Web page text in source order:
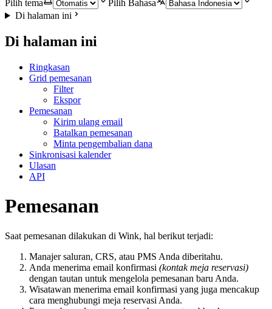
Pilih tema
Pilih Bahasa
Di halaman ini
Di halaman ini
Ringkasan
Grid pemesanan
Filter
Ekspor
Pemesanan
Kirim ulang email
Batalkan pemesanan
Minta pengembalian dana
Sinkronisasi kalender
Ulasan
API
Pemesanan
Saat pemesanan dilakukan di Wink, hal berikut terjadi:
Manajer saluran, CRS, atau PMS Anda diberitahu.
Anda menerima email konfirmasi (kontak meja reservasi)
dengan tautan untuk mengelola pemesanan baru Anda.
Wisatawan menerima email konfirmasi yang juga mencakup
cara menghubungi meja reservasi Anda.